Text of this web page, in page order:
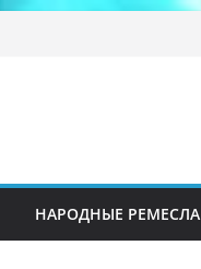
НАРОДНЫЕ РЕМЕСЛА